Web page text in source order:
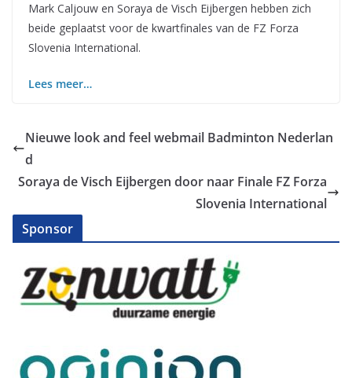
Mark Caljouw en Soraya de Visch Eijbergen hebben zich
beide geplaatst voor de kwartfinales van de FZ Forza
Slovenia International.
Lees meer…
Nieuwe look and feel webmail Badminton Nederlan
d
Soraya de Visch Eijbergen door naar Finale FZ Forza
Slovenia International
Sponsor